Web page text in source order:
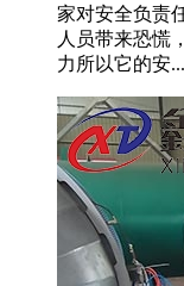
家对安全负责
人员带来恐慌
力所以它的安...